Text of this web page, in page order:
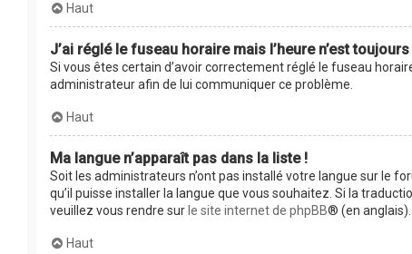
Haut
J’ai réglé le fuseau horaire mais l’heure n’est
Si vous êtes certain d’avoir correctement réglé le fuseau
administrateur afin de lui communiquer ce problème.
Haut
Ma langue n’apparaît pas dans la liste !
Soit les administrateurs n’ont pas installé votre langue sur le
qu’il puisse installer la langue que vous souhaitez. Si la
veuillez vous rendre sur le site internet de phpBB® (en anglais).
Haut